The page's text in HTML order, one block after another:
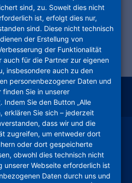
youtubelinkedinkununu
sind, zu. Soweit dies nicht
ist, erfolgt dies nur,
sind. Diese nicht technisch
der Erstellung von
der Funktionalität
auch für die Partner zur eigenen
insbesondere auch zu den
personenbezogener Daten und
Sie in unserer
. Indem Sie den Button „Alle
erklären Sie sich – jederzeit
dass wir und die
zugreifen, um entweder dort
oder dort gespeicherte
obwohl dies technisch nicht
unserer Webseite erforderlich ist
Daten durch uns und